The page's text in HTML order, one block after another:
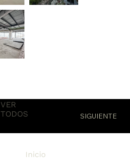
SIGUIENTE
VER
TODOS
Inicio